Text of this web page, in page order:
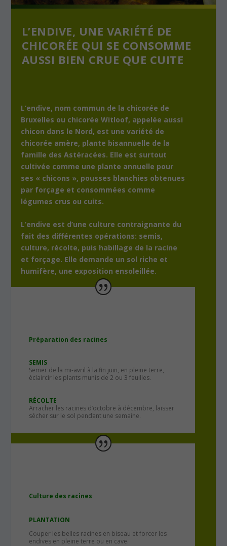
L’ENDIVE, UNE VARIÉTÉ DE
CHICORÉE QUI SE CONSOMME
AUSSI BIEN CRUE QUE CUITE
L’endive, nom commun de la chicorée de
Bruxelles ou chicorée Witloof, appelée aussi
chicon dans le Nord, est une variété de
chicorée amère, plante bisannuelle de la
famille des Astéracées. Elle est surtout
cultivée comme une plante annuelle pour
ses « chicons », pousses blanchies obtenues
par forçage et consommées comme
légumes crus ou cuits.
L’endive est d’une culture contraignante du
fait des différentes opérations: semis,
culture, récolte, puis habillage de la racine
et forçage. Elle demande un sol riche et
humifère, une exposition ensoleillée.
Préparation des racines
SEMIS
Semer de la mi-avril à la fin juin, en pleine terre,
éclaircir les plants munis de 2 ou 3 feuilles.
RÉCOLTE
Arracher les racines d’octobre à décembre, laisser
sécher sur le sol pendant une semaine.
Culture des racines
PLANTATION
Couper les belles racines en biseau et forcer les
endives en pleine terre ou en cave.